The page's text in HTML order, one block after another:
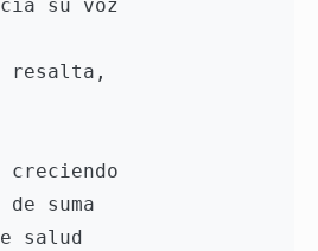
su voz
resalta,
creciendo
suma
salud